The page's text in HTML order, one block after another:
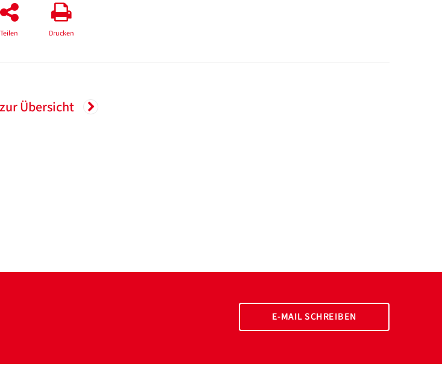
Teilen Drucken
zur Übersicht
E-MAIL SCHREIBEN